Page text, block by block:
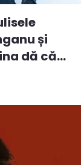
și
dă că...